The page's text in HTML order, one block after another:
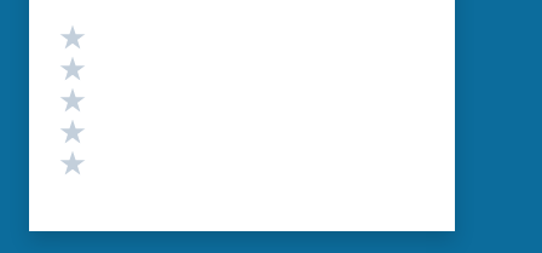
Valutazione